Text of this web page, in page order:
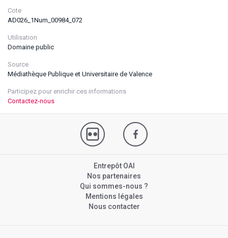
Cote
AD026_1Num_00984_072
Utilisation
Domaine public
Source
Médiathèque Publique et Universitaire de Valence
Participez pour enrichir ces informations
Contactez-nous
Entrepôt OAI
Nos partenaires
Qui sommes-nous ?
Mentions légales
Nous contacter